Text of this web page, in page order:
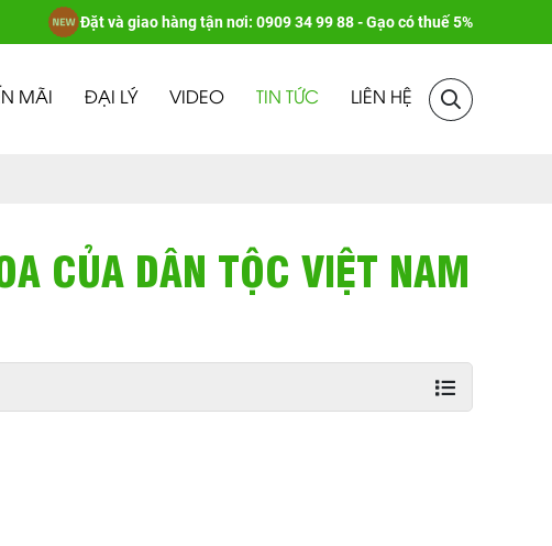
Đặt và giao hàng tận nơi: 0909 34 99 88 - Gạo có thuế 5%
MÃI ĐẠI LÝ VIDEO TIN TỨC LIÊN HỆ
CỦA DÂN TỘC VIỆT NAM